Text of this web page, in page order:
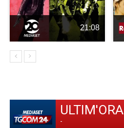
21:08
ULTIM'ORA
-